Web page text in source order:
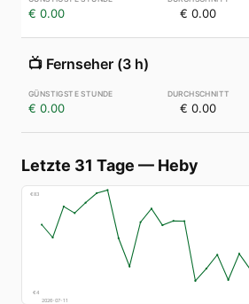
€ 0.00 € 0.00
📺 Fernseher (3 h)
€ 0.00 € 0.00
Letzte 31 Tage — Heby
€83
€4
2026-07-11